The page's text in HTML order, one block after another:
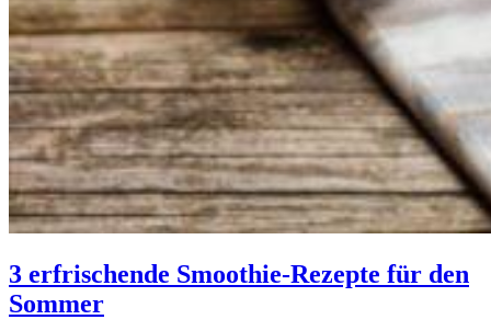
3 erfrischende Smoothie-Rezepte für den
Sommer